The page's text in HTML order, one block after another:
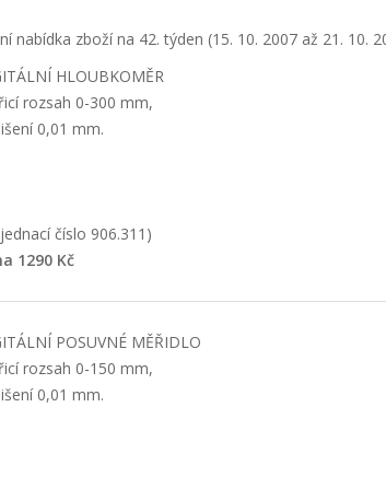
nabídka zboží na 42. týden (15. 10. 2007 až 21. 10.
HLOUBKOMĚR
rozsah 0-300 mm,
0,01 mm.
číslo 906.311)
1290 Kč
POSUVNÉ MĚŘIDLO
rozsah 0-150 mm,
0,01 mm.